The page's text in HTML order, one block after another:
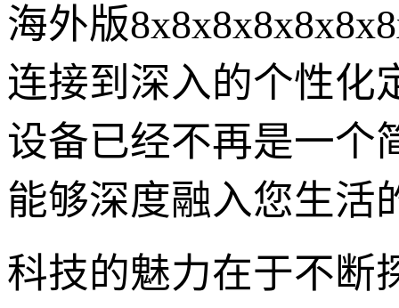
海外版
连接到深入的个性化
设备已经不再是一个
能够深度融入您生活
科技的魅力在于不断